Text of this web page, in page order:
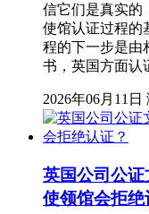
信它们是真实的
使馆认证过程的
程的下一步是由
书，英国方面认
2026年06月11日
英国公司公
使领馆会拒绝